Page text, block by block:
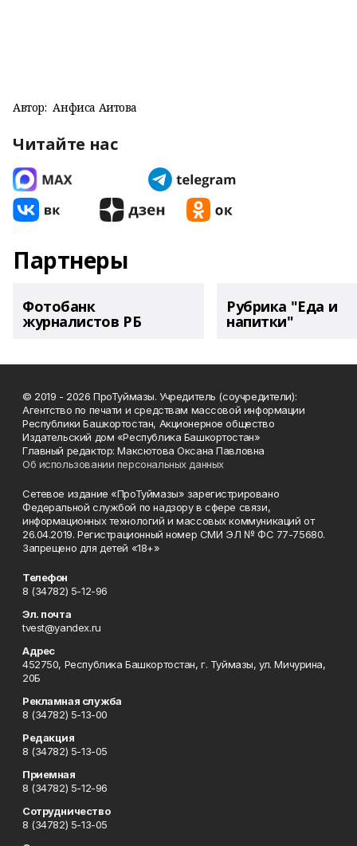
Автор: Анфиса Аитова
Читайте нас
Партнеры
Фотобанк
журналистов РБ
Рубрика "Еда и
напитки"
© 2019 - 2026 ПроТуймазы. Учредитель (соучредители):
Агентство по печати и средствам массовой информации
Республики Башкортостан, Акционерное общество
Издательский дом «Республика Башкортостан»
Главный редактор: Максютова Оксана Павловна
Об использовании персональных данных
Сетевое издание «ПроТуймазы» зарегистрировано
Федеральной службой по надзору в сфере связи,
информационных технологий и массовых коммуникаций от
26.04.2019. Регистрационный номер СМИ ЭЛ № ФС 77-75680.
Запрещено для детей «18+»
Телефон
8 (34782) 5-12-96
Эл. почта
tvest@yandex.ru
Адрес
452750, Республика Башкортостан, г. Туймазы, ул. Мичурина,
20Б
Рекламная служба
8 (34782) 5-13-00
Редакция
8 (34782) 5-13-05
Приемная
8 (34782) 5-12-96
Сотрудничество
8 (34782) 5-13-05